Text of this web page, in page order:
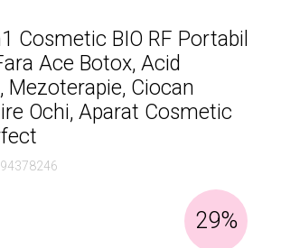
Cosmetic BIO RF Portabil
Ace Botox, Acid
Mezoterapie, Ciocan
Ochi, Aparat Cosmetic
29%